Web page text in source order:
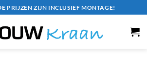
PRIJZEN ZIJN INCLUSIEF MONTAGE!